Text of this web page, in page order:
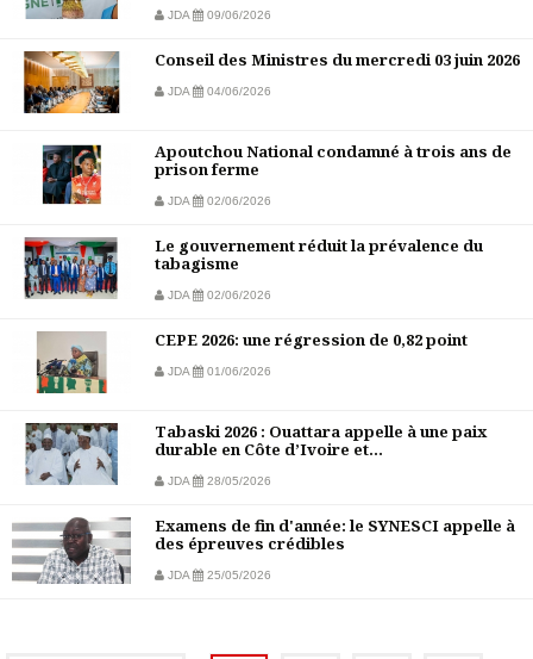
JDA 09/06/2026
Conseil des Ministres du mercredi 03 juin 2026
JDA 04/06/2026
Apoutchou National condamné à trois ans de
prison ferme
JDA 02/06/2026
Le gouvernement réduit la prévalence du
tabagisme
JDA 02/06/2026
CEPE 2026: une régression de 0,82 point
JDA 01/06/2026
Tabaski 2026 : Ouattara appelle à une paix
durable en Côte d’Ivoire et...
JDA 28/05/2026
Examens de fin d'année: le SYNESCI appelle à
des épreuves crédibles
JDA 25/05/2026